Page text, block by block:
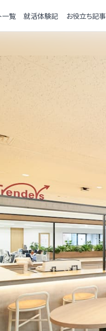
一覧 就活体験記 お役立ち記事